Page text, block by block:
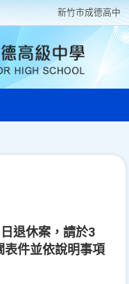
新竹巿成德高中
退休案，請於3
表件並依說明事項